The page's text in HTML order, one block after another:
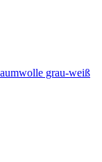
grau-weiß